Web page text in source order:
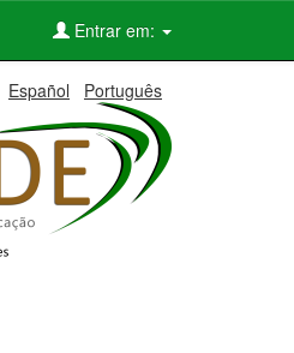
Entrar em:
Español Português